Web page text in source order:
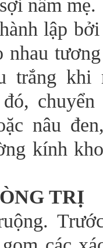
nấm mẹ.
lập
nhau
trắng khi
chuyển
nâu
kính
TRỊ